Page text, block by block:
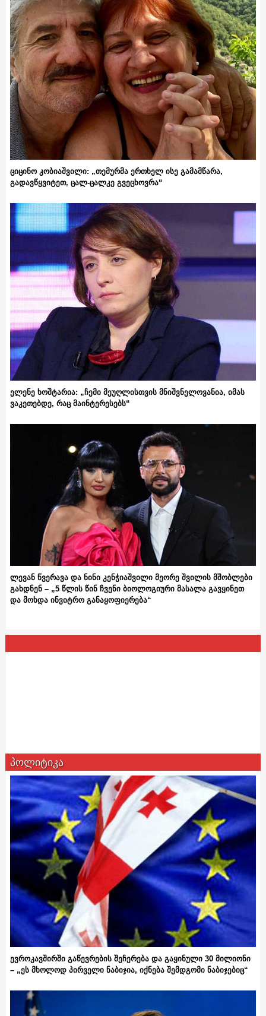
ციცინო კობიაშვილი: „თემურმა ერთხელ ისე გამამწარა,
გადავწყვიტეთ, ცალ-ცალკე გვეცხოვრა“
ელენე ხოშტარია: „ჩემი მეუღლისთვის მნიშვნელოვანია, იმას
ვაკეთებდე, რაც მაინტერესებს“
ლევან წვერავა და ნინი კენჭიაშვილი მეორე შვილის მშობლები
გახდნენ – „5 წლის წინ ჩვენი ბიოლოგიური მასალა გავყინეთ
და მოხდა ინვიტრო განაყოფიერება“
პოლიტიკა
ევროკავშირში გაწევრების შეჩერება და გაყინული 30 მილიონი
– „ეს მხოლოდ პირველი ნაბიჯია, იქნება შემდგომი ნაბიჯებიც“